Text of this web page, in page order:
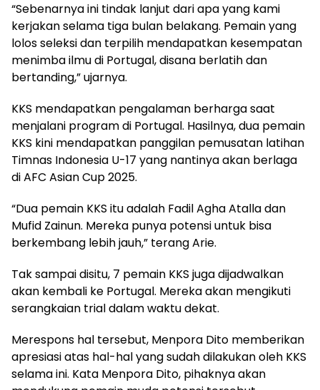
“Sebenarnya ini tindak lanjut dari apa yang kami
kerjakan selama tiga bulan belakang. Pemain yang
lolos seleksi dan terpilih mendapatkan kesempatan
menimba ilmu di Portugal, disana berlatih dan
bertanding,” ujarnya.
KKS mendapatkan pengalaman berharga saat
menjalani program di Portugal. Hasilnya, dua pemain
KKS kini mendapatkan panggilan pemusatan latihan
Timnas Indonesia U-17 yang nantinya akan berlaga
di AFC Asian Cup 2025.
“Dua pemain KKS itu adalah Fadil Agha Atalla dan
Mufid Zainun. Mereka punya potensi untuk bisa
berkembang lebih jauh,” terang Arie.
Tak sampai disitu, 7 pemain KKS juga dijadwalkan
akan kembali ke Portugal. Mereka akan mengikuti
serangkaian trial dalam waktu dekat.
Merespons hal tersebut, Menpora Dito memberikan
apresiasi atas hal-hal yang sudah dilakukan oleh KKS
selama ini. Kata Menpora Dito, pihaknya akan